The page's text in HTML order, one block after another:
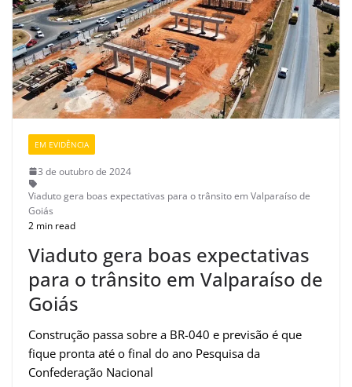
EM EVIDÊNCIA
3 de outubro de 2024
Viaduto gera boas expectativas para o trânsito em Valparaíso de
Goiás
2 min read
Viaduto gera boas expectativas
para o trânsito em Valparaíso de
Goiás
Construção passa sobre a BR-040 e previsão é que
fique pronta até o final do ano Pesquisa da
Confederação Nacional